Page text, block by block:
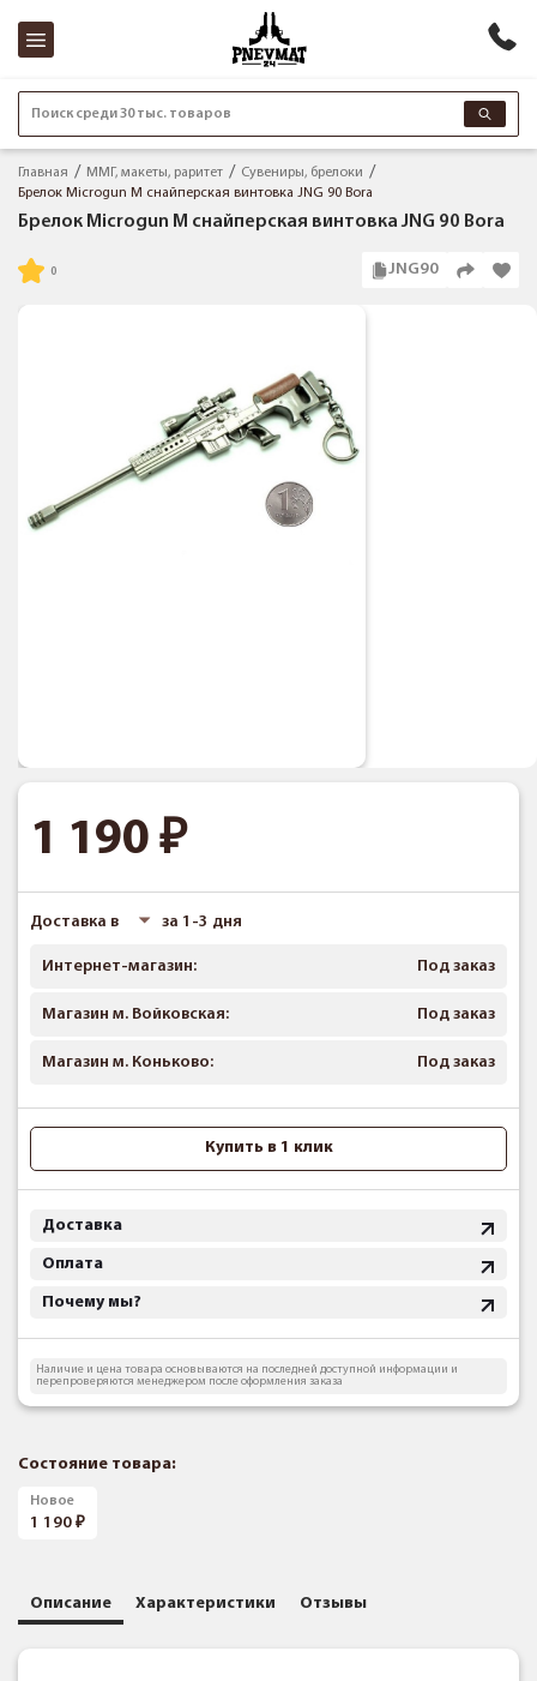
Поиск среди 30 тыс. товаров
Главная ММГ, макеты, раритет
Сувениры, брелоки
Брелок Microgun M снайперская винтовка JNG 90 Bora
Брелок Microgun M снайперская винтовка JNG 90 Bora
JNG90
1 190
Доставка в за 1-3 дня
Интернет-магазин: Под заказ
Магазин м. Войковская: Под заказ
Магазин м. Коньково: Под заказ
Купить в 1 клик
Доставка
Оплата
Почему мы?
Наличие и цена товара основываются на последней доступной информации и
перепроверяются менеджером после оформления заказа
Состояние товара:
Новое
1 190
Описание Характеристики Отзывы